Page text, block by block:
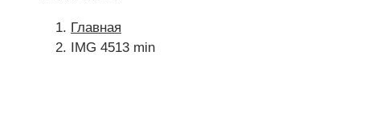
Главная
IMG 4513 min